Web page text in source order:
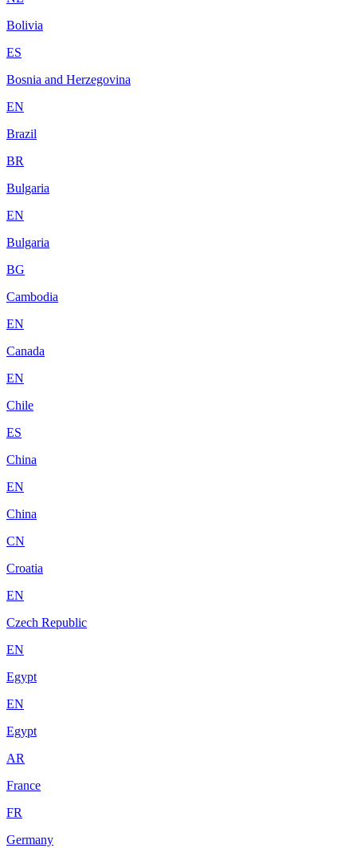
Bolivia
ES
Bosnia and Herzegovina
EN
Brazil
BR
Bulgaria
EN
Bulgaria
BG
Cambodia
EN
Canada
EN
Chile
ES
China
EN
China
CN
Croatia
EN
Czech Republic
EN
Egypt
EN
Egypt
AR
France
FR
Germany